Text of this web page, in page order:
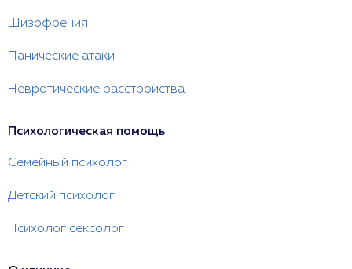
Шизофрения
Панические атаки
Невротические расстройства
Психологическая помощь
Семейный психолог
Детский психолог
Психолог сексолог